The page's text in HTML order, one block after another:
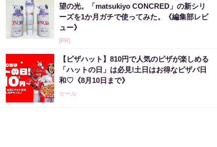
望の光。「matsukiyo CONCRED」の新シリ
ーズを1か月ガチで使ってみた。《編集部レビ
ュー》
[PR]
【ピザハット】810円で人気のピザが楽しめる
「ハットの日」は必見!土日はお得なピザパ日
和♡《8月10日まで》
セール